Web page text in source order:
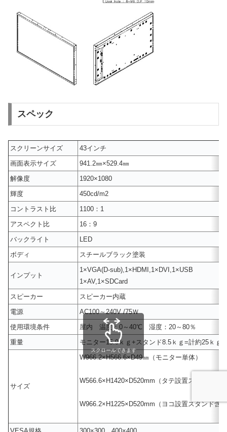
スペック
スクリーンサイズ
43インチ
画面表示サイズ
941.2㎜×529.4㎜
解像度
1920×1080
輝度
450cd/m2
コントラスト比
1100：1
アスペクト比
16：9
バックライト
LED
ボディ
スチールブラック塗装
インプット
1×VGA(D-sub),1×HDMI,1×DVI,1×USB
1×AV,1×SDCard
スピーカー
スピーカー内蔵
電源
AC100～240V /75Ｗ
使用環境条件
屋内 温度：0～40℃ 湿度：20～80％
重量
モニター15.9ｋｇ+スタンド8.5ｋｇ=計約25ｋｇ
サイズ
W966.2×H566.6×D49㎜（モニター単体）
W566.6×H1420×D520mm（タテ設置スタンド含）
W966.2×H1225×D520mm（ヨコ設置スタンド含）
スクロールできます